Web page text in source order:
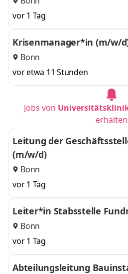
vor 1 Tag
Krisenmanager*in (m/w/
Bonn
vor etwa 11 Stunden
Jobs von
erhalten
Leitung der
(m/w/d)
Bonn
vor 1 Tag
Leiter*in Stabsstelle
Bonn
vor 1 Tag
Abteilungsleitung